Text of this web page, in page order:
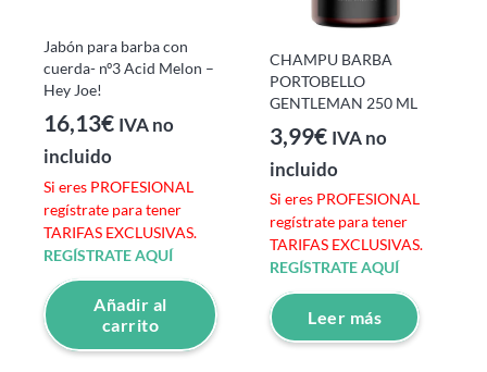
Jabón para barba con
cuerda- nº3 Acid Melon –
Hey Joe!
16,13€ IVA no
incluido
Si eres PROFESIONAL
regístrate para tener
TARIFAS EXCLUSIVAS.
REGÍSTRATE AQUÍ
Añadir al
carrito
CHAMPU BARBA
PORTOBELLO
GENTLEMAN 250 ML
3,99€ IVA no
incluido
Si eres PROFESIONAL
regístrate para tener
TARIFAS EXCLUSIVAS.
REGÍSTRATE AQUÍ
Leer más